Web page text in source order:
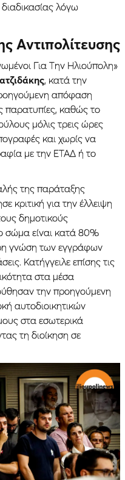
λόγω
Αντιπολίτευσης
Για Την Ηλιούπολη»
, κατά την
απόφαση
παρατυπίες, καθώς το
μόλις τρεις ώρες
και χωρίς να
με την ΕΤΑΔ ή το
της παράταξης
κριτική για την έλλειψη
δημοτικούς
σώμα είναι κατά 80%
γνώση των εγγράφων
Κατήγγειλε επίσης τις
στα μέσα
την προηγούμενη
αυτοδιοικητικών
στα εσωτερικά
τη διοίκηση σε